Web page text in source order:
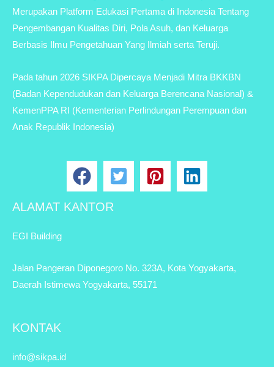
Merupakan Platform Edukasi Pertama di Indonesia Tentang
Pengembangan Kualitas Diri, Pola Asuh, dan Keluarga
Berbasis Ilmu Pengetahuan Yang Ilmiah serta Teruji.
Pada tahun 2026 SIKPA Dipercaya Menjadi Mitra BKKBN
(Badan Kependudukan dan Keluarga Berencana Nasional) &
KemenPPA RI (Kementerian Perlindungan Perempuan dan
Anak Republik Indonesia)
ALAMAT KANTOR
EGI Building
Jalan Pangeran Diponegoro No. 323A, Kota Yogyakarta,
Daerah Istimewa Yogyakarta, 55171
KONTAK
info@sikpa.id